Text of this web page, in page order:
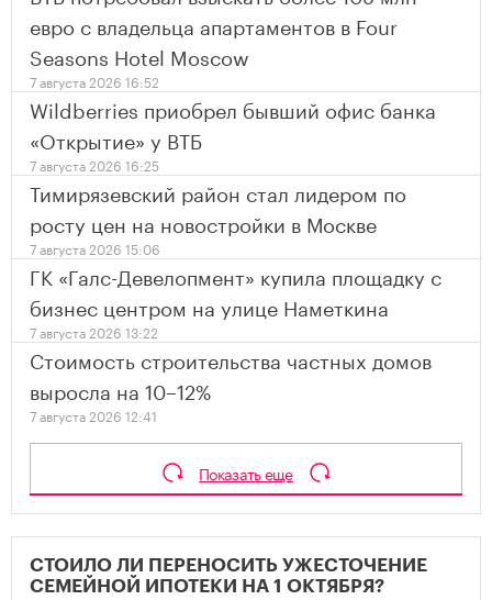
евро с владельца апартаментов в Four
Seasons Hotel Moscow
7 августа 2026 16:52
Wildberries приобрел бывший офис банка
«Открытие» у ВТБ
7 августа 2026 16:25
Тимирязевский район стал лидером по
росту цен на новостройки в Москве
7 августа 2026 15:06
ГК «Галс-Девелопмент» купила площадку с
бизнес центром на улице Наметкина
7 августа 2026 13:22
Стоимость строительства частных домов
выросла на 10–12%
7 августа 2026 12:41
Показать еще
СТОИЛО ЛИ ПЕРЕНОСИТЬ УЖЕСТОЧЕНИЕ
СЕМЕЙНОЙ ИПОТЕКИ НА 1 ОКТЯБРЯ?